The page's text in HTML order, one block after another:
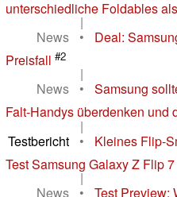
unterschiedliche Foldables
|
News
•
Deal:
Preisfall #2
|
News
•
Samsung
Falt-Handys überdenken und
|
Testbericht
•
Kleines Flip-
Test Samsung Galaxy Z Flip 7
|
News
•
Test Preview: